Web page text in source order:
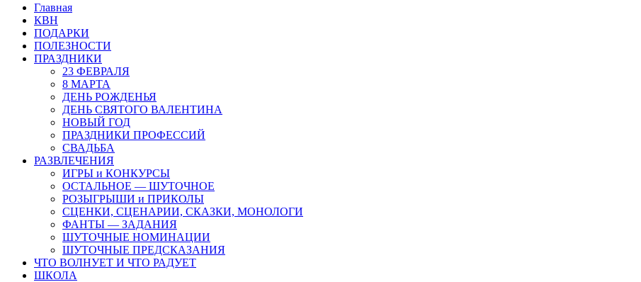
Главная
КВН
ПОДАРКИ
ПОЛЕЗНОСТИ
ПРАЗДНИКИ
23 ФЕВРАЛЯ
8 МАРТА
ДЕНЬ РОЖДЕНЬЯ
ДЕНЬ СВЯТОГО ВАЛЕНТИНА
НОВЫЙ ГОД
ПРАЗДНИКИ ПРОФЕССИЙ
СВАДЬБА
РАЗВЛЕЧЕНИЯ
ИГРЫ и КОНКУРСЫ
ОСТАЛЬНОЕ — ШУТОЧНОЕ
РОЗЫГРЫШИ и ПРИКОЛЫ
СЦЕНКИ, СЦЕНАРИИ, СКАЗКИ, МОНОЛОГИ
ФАНТЫ — ЗАДАНИЯ
ШУТОЧНЫЕ НОМИНАЦИИ
ШУТОЧНЫЕ ПРЕДСКАЗАНИЯ
ЧТО ВОЛНУЕТ И ЧТО РАДУЕТ
ШКОЛА